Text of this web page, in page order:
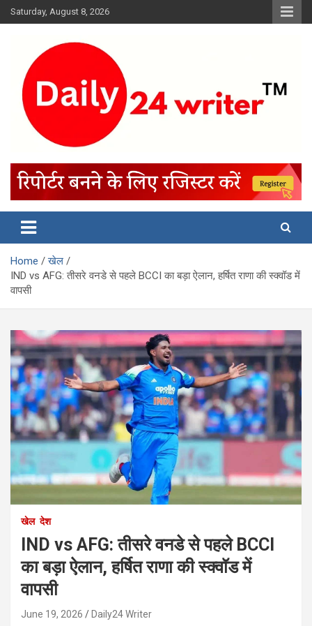
Skip
to
Saturday, August 8, 2026
Home
खेल
IND vs AFG: तीसरे वनडे से पहले BCCI का बड़ा ऐलान, हर्षित राणा की स्क्वॉड में
वापसी
खेल देश
IND vs AFG: तीसरे वनडे से पहले BCCI
का बड़ा ऐलान, हर्षित राणा की स्क्वॉड में
वापसी
June 19, 2026 Daily24 Writer